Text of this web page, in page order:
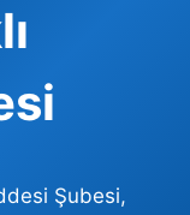
Şubesi,